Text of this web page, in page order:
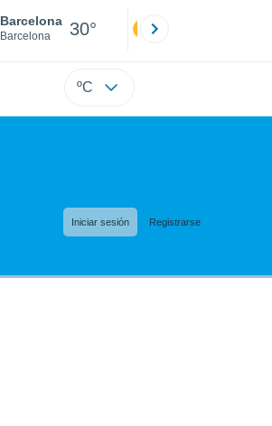
Barcelona
Barcelona 30°
ºC
Iniciar sesión Registrarse